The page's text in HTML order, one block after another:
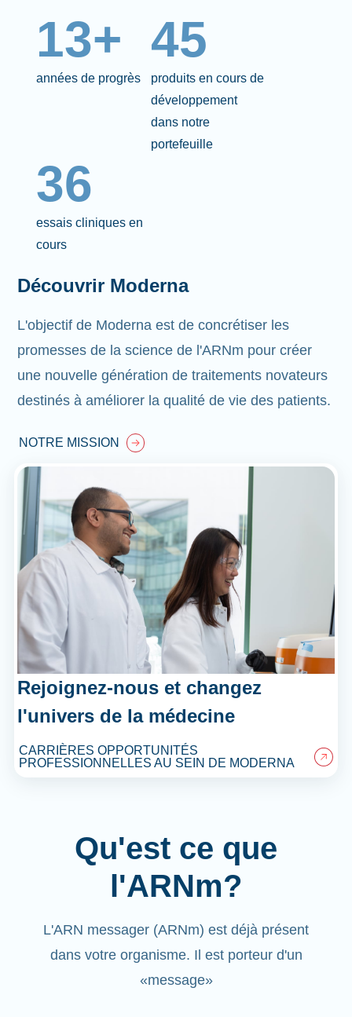
13+
années de progrès
45
produits en cours de
développement
dans notre
portefeuille
36
essais cliniques en
cours
Découvrir Moderna
L'objectif de Moderna est de concrétiser les
promesses de la science de l'ARNm pour créer
une nouvelle génération de traitements novateurs
destinés à améliorer la qualité de vie des patients.
NOTRE MISSION
Rejoignez-nous et changez
l'univers de la médecine
CARRIÈRES OPPORTUNITÉS
PROFESSIONNELLES AU SEIN DE MODERNA
Qu'est ce que
l'ARNm?
L'ARN messager (ARNm) est déjà présent
dans votre organisme. Il est porteur d'un
«message»